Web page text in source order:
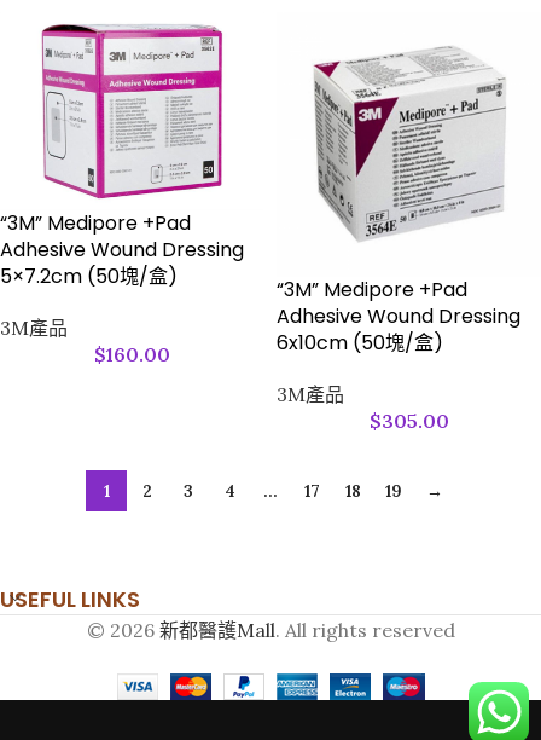
“3M” Medipore +Pad
Adhesive Wound Dressing
5×7.2cm (50塊/盒)
3M產品
$160.00
“3M” Medipore +Pad
Adhesive Wound Dressing
6x10cm (50塊/盒)
3M產品
$305.00
1 2 3 4 ... 17 18 19 →
USEFUL LINKS
© 2026 新都醫護Mall. All rights reserved